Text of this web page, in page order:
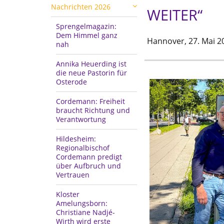
Nachrichten 2026
Sprengelmagazin:
Dem Himmel ganz
nah
Annika Heuerding ist
die neue Pastorin für
Osterode
Cordemann: Freiheit
braucht Richtung und
Verantwortung
Hildesheim:
Regionalbischof
Cordemann predigt
über Aufbruch und
Vertrauen
Kloster
Amelungsborn:
Christiane Nadjé-
Wirth wird erste
WEITER“
Hannover, 27. Mai